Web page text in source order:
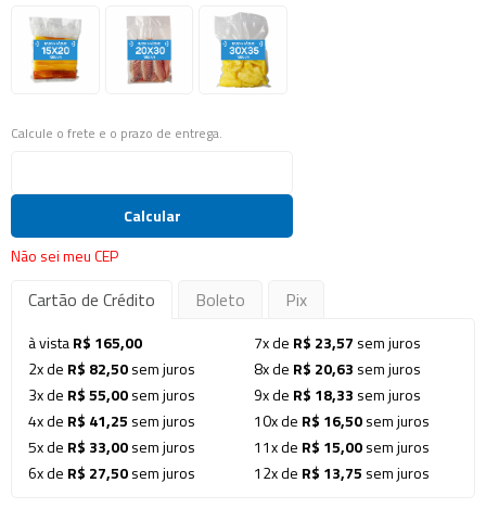
Calcule o frete e o prazo de entrega.
Calcular
Não sei meu CEP
Cartão de Crédito Boleto Pix
à vistaR$ 165,00
2x de R$ 82,50sem juros
3x de R$ 55,00sem juros
4x de R$ 41,25 sem juros
5x de R$ 33,00sem juros
6x de R$ 27,50sem juros
7x de R$ 23,57 sem juros
8x de R$ 20,63 sem juros
9x de R$ 18,33 sem juros
10x de R$ 16,50sem juros
11x de R$ 15,00sem juros
12x de R$ 13,75 sem juros